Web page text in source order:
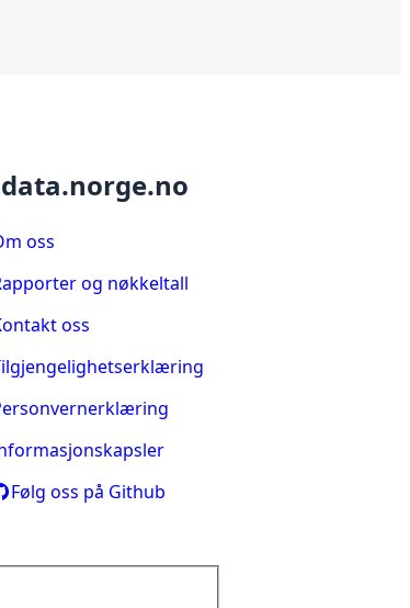
oss
og nøkkeltall
oss
Følg oss på Github